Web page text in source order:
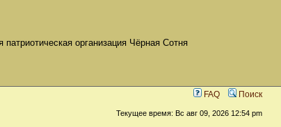
организация Чёрная Сотня
FAQ Поиск
Текущее время: Вс авг 09, 2026 12:54 pm